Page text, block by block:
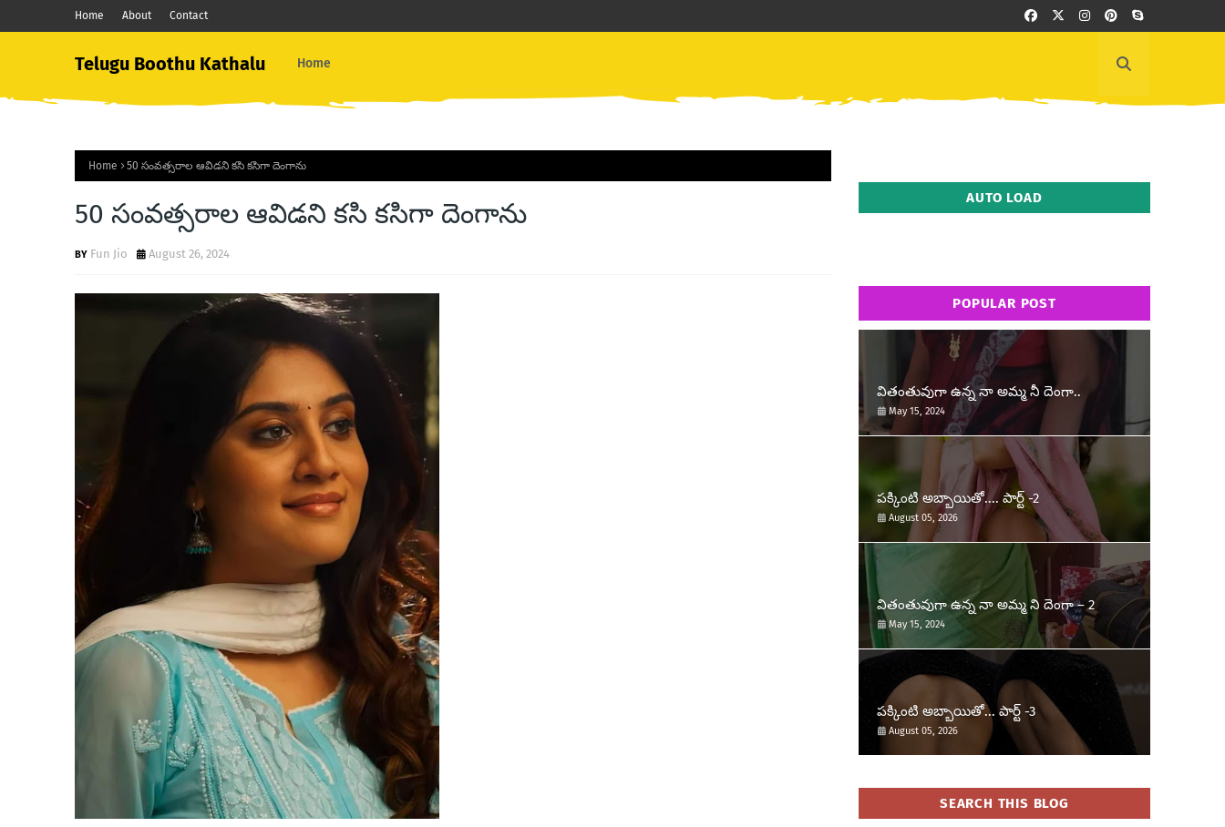
Home About Contact
Telugu Boothu Kathalu Home
Home 50 సంవత్సరాల ఆవిడని కసి కసిగా దెంగాను
50 సంవత్సరాల ఆవిడని కసి కసిగా దెంగాను
Fun Jio August 26, 2024
AUTO LOAD
POPULAR POST
వితంతువుగా ఉన్న నా అమ్మ నీ దెంగా..
May 15, 2024
పక్కింటి అబ్బాయితో.... పార్ట్ -2
August 05, 2026
వితంతువుగా ఉన్న నా అమ్మ ని దెంగా – 2
May 15, 2024
పక్కింటి అబ్బాయితో... పార్ట్ -3
August 05, 2026
SEARCH THIS BLOG